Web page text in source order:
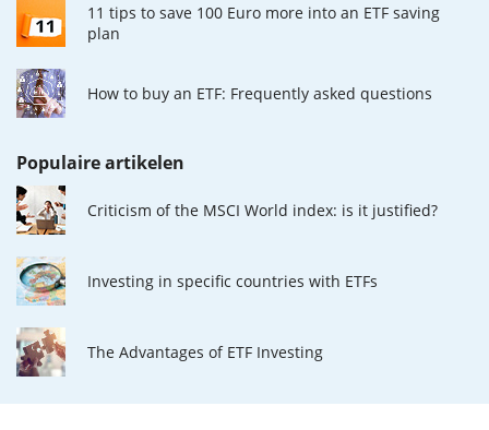
11 tips to save 100 Euro more into an ETF saving
plan
How to buy an ETF: Frequently asked questions
Populaire artikelen
Criticism of the MSCI World index: is it justified?
Investing in specific countries with ETFs
The Advantages of ETF Investing